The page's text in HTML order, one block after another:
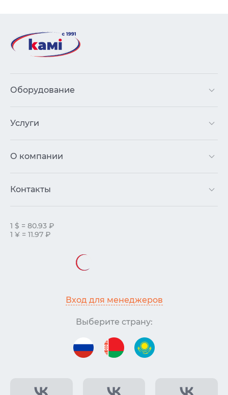
Оборудование
Услуги
О компании
Контакты
1 $ = 80.93 ₽
1 ¥ = 11.97 ₽
Вход для менеджеров
Выберите страну: